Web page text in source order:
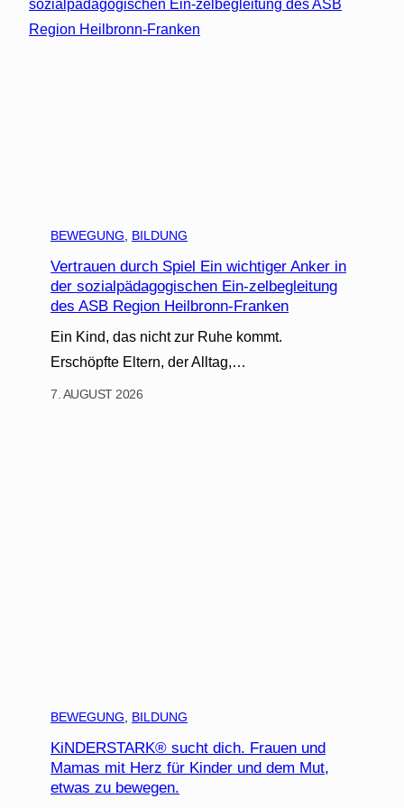
BEWEGUNG BILDUNG
Vertrauen durch Spiel Ein wichtiger Anker in
der sozialpädagogischen Ein-zelbegleitung
des ASB Region Heilbronn-Franken
Ein Kind, das nicht zur Ruhe kommt.
Erschöpfte Eltern, der Alltag,…
7. AUGUST 2026
BEWEGUNG BILDUNG
KiNDERSTARK® sucht dich. Frauen und
Mamas mit Herz für Kinder und dem Mut,
etwas zu bewegen.